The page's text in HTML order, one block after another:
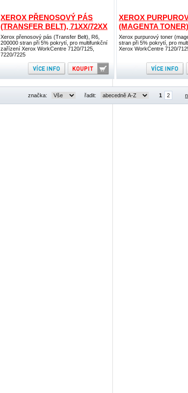
XEROX PŘENOSOVÝ PÁS
(TRANSFER BELT), 71XX/72XX
Xerox přenosový pás (Transfer Belt), R6,
200000 stran při 5% pokrytí, pro multifunkční
zařízení Xerox WorkCentre 7120/7125,
7220/7225
XEROX
(MAGENTA
Xerox purpurový toner
stran při 5% pokrytí, pro
Xerox WorkCentre 7120/
značka: řadit: 1 2